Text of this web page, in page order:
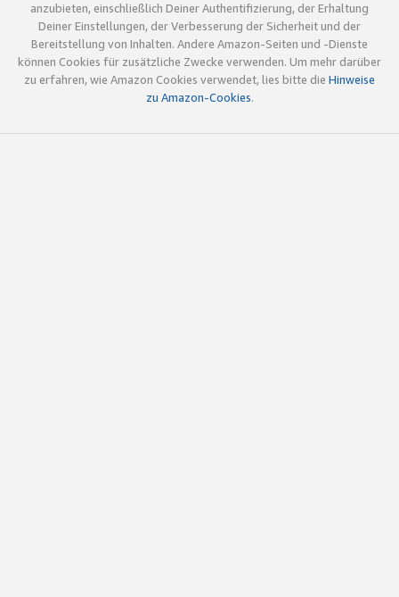
anzubieten, einschließlich Deiner Authentifizierung, der Erhaltung
Deiner Einstellungen, der Verbesserung der Sicherheit und der
Bereitstellung von Inhalten. Andere Amazon-Seiten und -Dienste
können Cookies für zusätzliche Zwecke verwenden. Um mehr darüber
zu erfahren, wie Amazon Cookies verwendet, lies bitte die Hinweise
zu Amazon-Cookies.